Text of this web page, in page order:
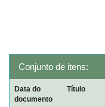
Conjunto de itens:
Data do
documento
Título